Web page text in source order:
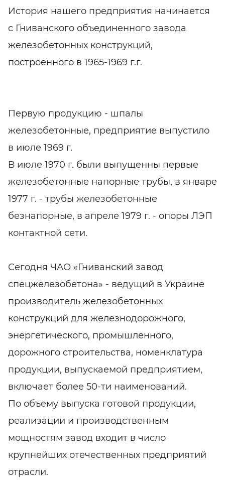
История нашего предприятия начинается
с Гниванского объединенного завода
железобетонных конструкций,
построенного в 1965-1969 г.г.
Первую продукцию - шпалы
железобетонные, предприятие выпустило
в июле 1969 г.
В июле 1970 г. были выпущенны первые
железобетонные напорные трубы, в январе
1977 г. - трубы железобетонные
безнапорные, в апреле 1979 г. - опоры ЛЭП
контактной сети.
Сегодня ЧАО «Гниванский завод
спецжелезобетона» - ведущий в Украине
производитель железобетонных
конструкций для железнодорожного,
энергетического, промышленного,
дорожного строительства, номенклатура
продукции, выпускаемой предприятием,
включает более 50-ти наименований.
По объему выпуска готовой продукции,
реализации и производственным
мощностям завод входит в число
крупнейших отечественных предприятий
отрасли.